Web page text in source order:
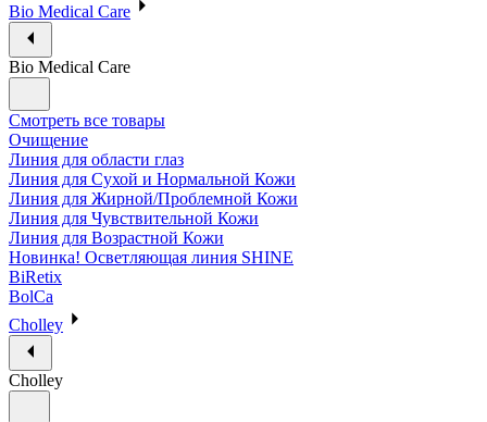
Bio Medical Care
Bio Medical Care
Смотреть все товары
Очищение
Линия для области глаз
Линия для Сухой и Нормальной Кожи
Линия для Жирной/Проблемной Кожи
Линия для Чувствительной Кожи
Линия для Возрастной Кожи
Новинка! Осветляющая линия SHINE
BiRetix
BolCa
Cholley
Cholley